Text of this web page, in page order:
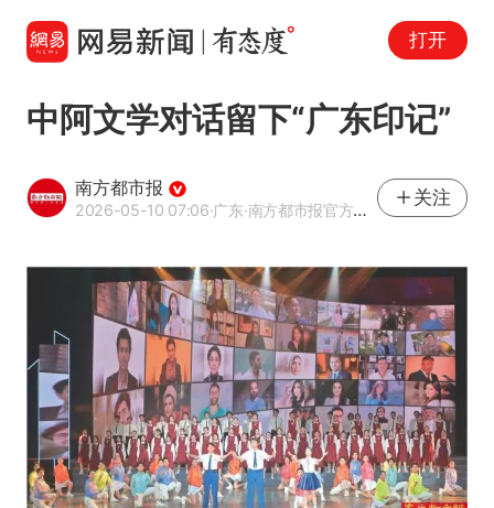
打开
中阿文学对话留下“广东印记”
南方都市报
2026-05-10 07:06·广东·南方都市报官方网易号
关注